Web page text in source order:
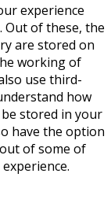
experience
of these, the
are stored on
working of
use third-
how
stored in your
have the option
of some of